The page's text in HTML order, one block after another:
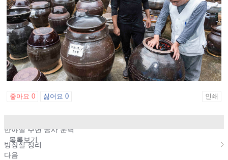
좋아요 0 싫어요 0 인쇄
반야실 주변 공사 운력
목록보기
방장실 정리
다음